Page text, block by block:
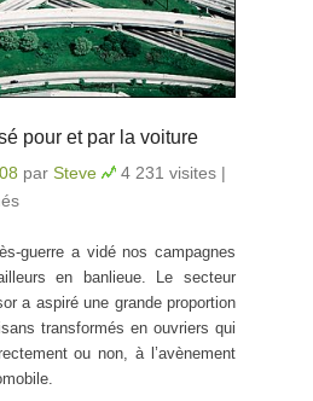
pour et par la voiture
par Steve 4 231 visites |
guerre a vidé nos campagnes
en banlieue. Le secteur
a aspiré une grande proportion
transformés en ouvriers qui
ou non, à l’avènement